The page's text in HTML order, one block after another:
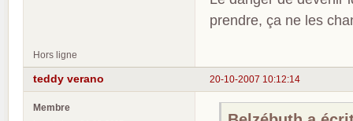
prendre, ça ne les
Hors ligne
20-10-2007 10:12:14
teddy verano
Membre